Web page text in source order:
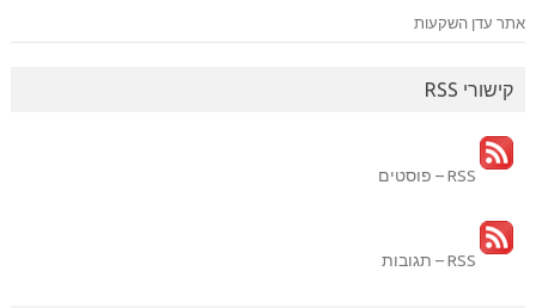
אתר עדן השקעות
קישורי RSS
RSS – פוסטים
RSS – תגובות